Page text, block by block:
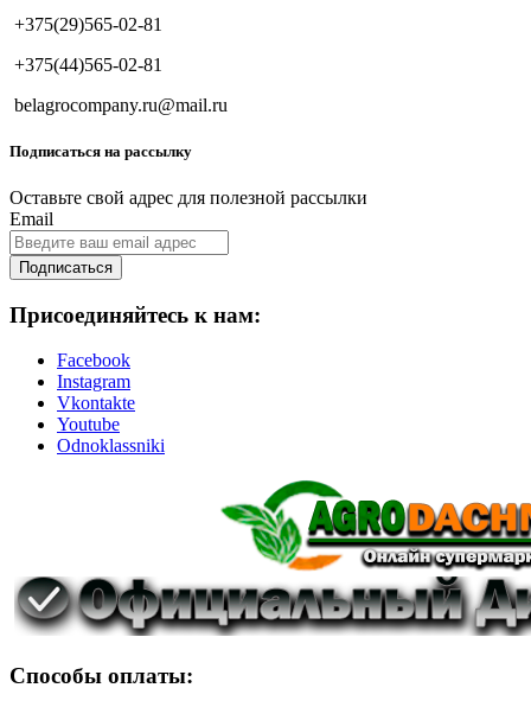
+375(29)565-02-81
+375(44)565-02-81
belagrocompany.ru@mail.ru
Подписаться на рассылку
Оставьте свой адрес для полезной рассылки
Email
Подписаться
Присоединяйтесь к нам:
Facebook
Instagram
Vkontakte
Youtube
Odnoklassniki
Способы оплаты: